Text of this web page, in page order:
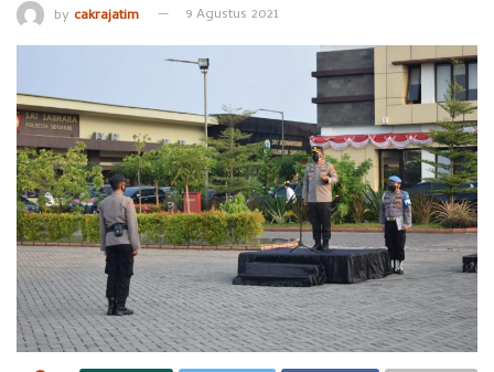
by cakrajatim 9 Agustus 2021